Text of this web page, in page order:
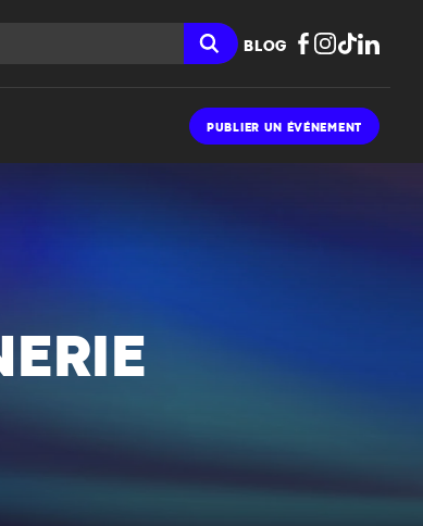
BLOG
PUBLIER UN ÉVÉNEMENT